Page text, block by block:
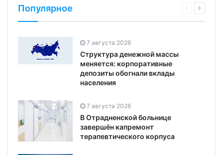
Популярное
7 августа 2026
Структура денежной массы
меняется: корпоративные
депозиты обогнали вклады
населения
7 августа 2026
В Отрадненской больнице
завершён капремонт
терапевтического корпуса